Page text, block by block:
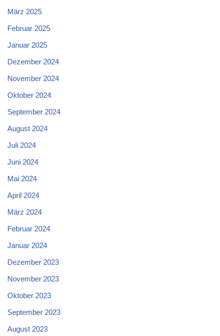
März 2025
Februar 2025
Januar 2025
Dezember 2024
November 2024
Oktober 2024
September 2024
August 2024
Juli 2024
Juni 2024
Mai 2024
April 2024
März 2024
Februar 2024
Januar 2024
Dezember 2023
November 2023
Oktober 2023
September 2023
August 2023